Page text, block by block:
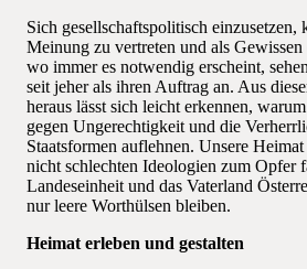
Sich gesellschaftspolitisch einzusetzen,
Meinung zu vertreten und als
wo immer es notwendig erscheint,
seit jeher als ihren Auftrag an. Aus
heraus lässt sich leicht erkennen,
gegen Ungerechtigkeit und die
Staatsformen auflehnen. Unsere
nicht schlechten Ideologien zum Opfer
Landeseinheit und das Vaterland
nur leere Worthülsen bleiben.
Heimat erleben und gestalten